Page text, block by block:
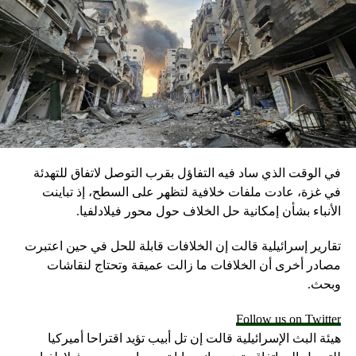
جدل “مهرجان قلق”.. كيف تصرف وزير الداخلية
مع “التلال السبعة”؟
DON'T MISS
رسائل السيسي بـ5 لقاءات في نيويورك: الحديث عن
“إنجازات كبيرة” وتحية لشعب مصر
في الوقت الذي ساد فيه التفاؤل بقرب التوصل لاتفاق للتهدئة
في غزة، عادت ملفات خلافية لتظهر على السطح، إذ تباينت
الأنباء بشأن إمكانية حل الخلاف حول محور فيلادلفيا.
تقارير إسرائيلية قالت إن الخلافات قابلة للحل في حين اعتبرت
مصادر أخرى أن الخلافات ما زالت عميقة وتحتاج لنقاشات
وبحث.
Follow us on Twitter
هيئة البث الإسرائيلية قالت إن تل أبيب تؤيد اقتراحا أميركيا